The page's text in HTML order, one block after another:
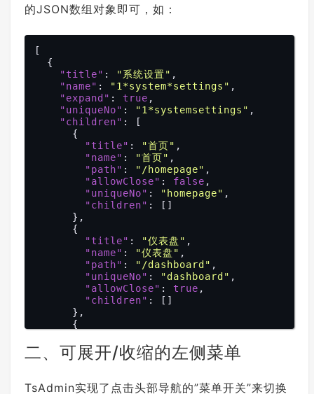
的JSON数组对象即可，如：
[
"title" : "系统设置" ,
"name" : "1*system*settings" ,
"expand" : true ,
"uniqueNo" : "1*systemsettings" ,
"children" : [
"title" : "首页" ,
"name" : "首页" ,
"path" : "/homepage" ,
"allowClose" : false ,
"uniqueNo" : "homepage" ,
"children" : []
"title" : "仪表盘" ,
"name" : "仪表盘" ,
"path" : "/dashboard" ,
"uniqueNo" : "dashboard" ,
"allowClose" : true ,
"children" : []
"name": "10001user*management"
"uniqueNo": "10001*user*managem
"children": []
二、可展开/收缩的左侧菜单
TsAdmin实现了点击头部导航的”菜单开关”来切换